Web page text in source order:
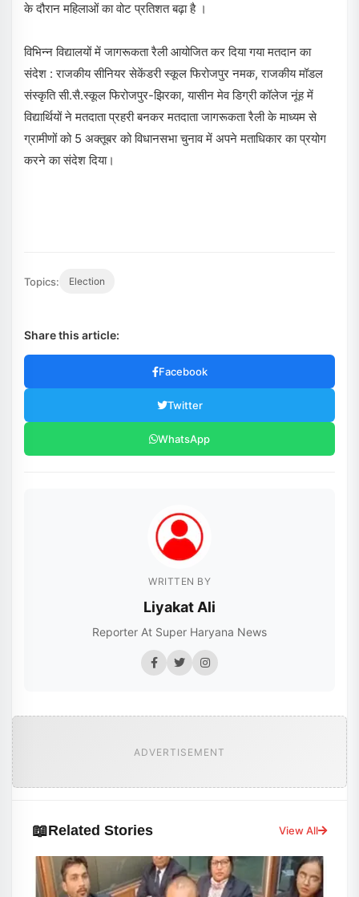
के दौरान महिलाओं का वोट प्रतिशत बढ़ा है ।
विभिन्न विद्यालयों में जागरूकता रैली आयोजित कर दिया गया मतदान का
संदेश : राजकीय सीनियर सेकेंडरी स्कूल फिरोजपुर नमक, राजकीय मॉडल
संस्कृति सी.सै.स्कूल फिरोजपुर-झिरका, यासीन मेव डिग्री कॉलेज नूंह में
विद्यार्थियों ने मतदाता प्रहरी बनकर मतदाता जागरूकता रैली के माध्यम से
ग्रामीणों को 5 अक्तूबर को विधानसभा चुनाव में अपने मताधिकार का प्रयोग
करने का संदेश दिया।
Topics: Election
Share this article:
Facebook
Twitter
WhatsApp
WRITTEN BY
Liyakat Ali
Reporter At Super Haryana News
ADVERTISEMENT
📖Related Stories View All